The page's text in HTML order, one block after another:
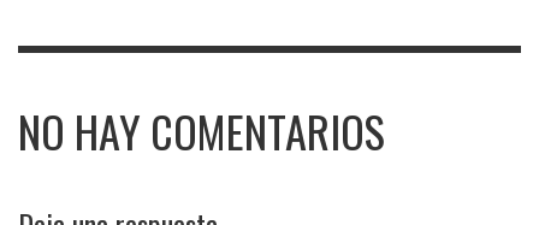
NO HAY COMENTARIOS